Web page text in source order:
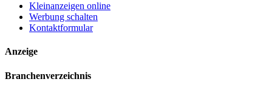
Kleinanzeigen online
Werbung schalten
Kontaktformular
Anzeige
Branchenverzeichnis